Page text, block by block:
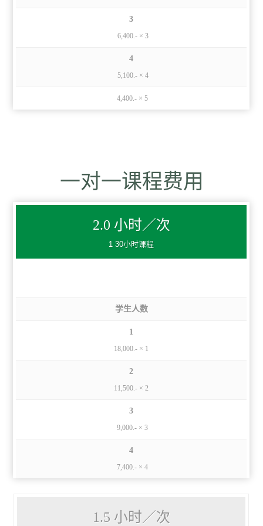
3
6,400.- × 3
4
5,100.- × 4
4,400.- × 5
一对一课程费用
2.0 小时／次
1 30小时课程
学生人数
1
18,000.- × 1
2
11,500.- × 2
3
9,000.- × 3
4
7,400.- × 4
1.5 小时／次